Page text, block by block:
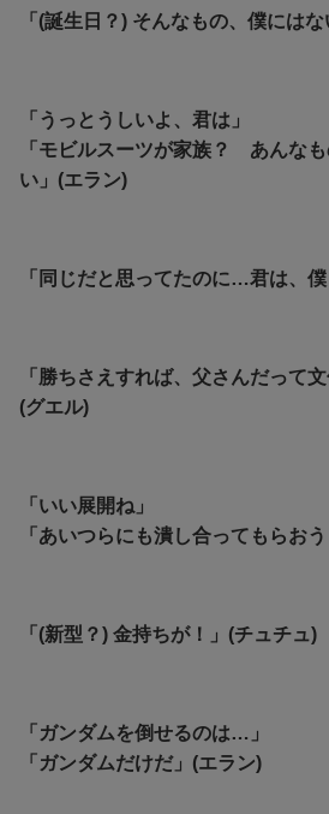
「(誕生日？) そんなもの、僕には
「うっとうしいよ、君は」
「モビルスーツが家族？ あんな
い」(エラン)
「同じだと思ってたのに…君は、
「勝ちさえすれば、父さんだって
(グエル)
「いい展開ね」
「あいつらにも潰し合ってもらお
「(新型？) 金持ちが！」(チュチュ)
「ガンダムを倒せるのは…」
「ガンダムだけだ」(エラン)